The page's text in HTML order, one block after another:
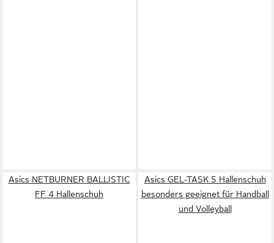
Asics NETBURNER BALLISTIC
FF 4 Hallenschuh
Asics GEL-TASK 5 Hallenschuh
besonders geeignet für Handball
und Volleyball